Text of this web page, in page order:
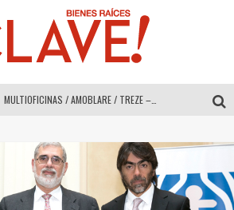
ADRIANA HOYOS DESIGN STUDIO – Especial Interiorismo & Decoración 2026
MULTIOFICINAS / AMOBLARE / TREZE – Especial Interiorismo & Decoración 2026